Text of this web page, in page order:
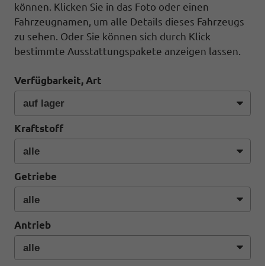
können. Klicken Sie in das Foto oder einen
Fahrzeugnamen, um alle Details dieses Fahrzeugs
zu sehen. Oder Sie können sich durch Klick
bestimmte Ausstattungspakete anzeigen lassen.
Verfügbarkeit, Art
Kraftstoff
Getriebe
Antrieb